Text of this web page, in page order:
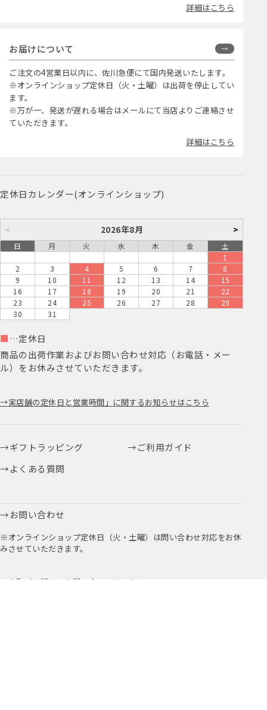
詳細はこちら
お届けについて
ご注文の4営業日以内に、佐川急便にて国内発送いたします。
※オンラインショップ定休日（火・土曜）は出荷を停止してい
ます。
※万が一、発送が遅れる場合はメールにて当店よりご連絡させ
ていただきます。
詳細はこちら
定休日カレンダー(オンラインショップ)
< 2026年8月 >
日 月 火 水 木 金
土
1
2
3 4 5 6 7
8
9
10 11 12 13 14
15
16
17 18 19 20 21
22
23
24 25 26 27 28
29
30
31
■ …定休日
商品の出荷作業およびお問い合わせ対応（お電話・メー
ル）をお休みさせていただきます。
実店舗の定休日と営業時間」に関するお知らせはこちら
ギフトラッピング
ご利用ガイド
よくある質問
お問い合わせ
※オンラインショップ定休日（火・土曜）は問い合わせ対応をお休
みさせていただきます。
お取引に関するお問い合わせはこちら